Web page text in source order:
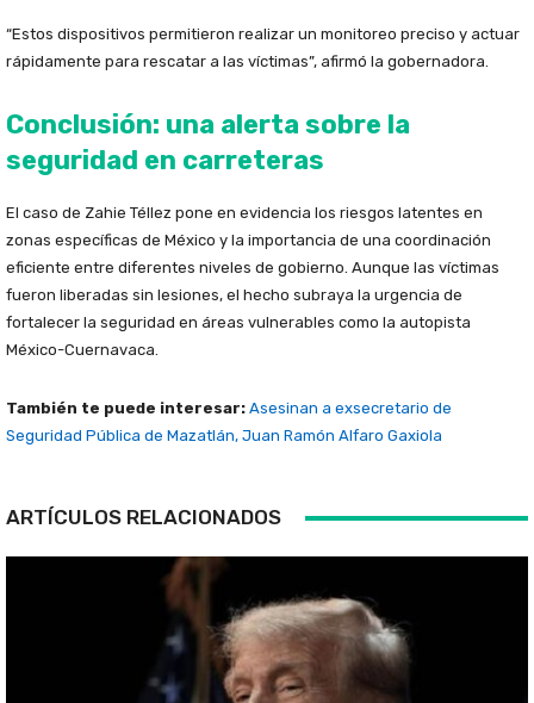
“Estos dispositivos permitieron realizar un monitoreo preciso y actuar
rápidamente para rescatar a las víctimas”, afirmó la gobernadora.
Conclusión: una alerta sobre la
seguridad en carreteras
El caso de Zahie Téllez pone en evidencia los riesgos latentes en
zonas específicas de México y la importancia de una coordinación
eficiente entre diferentes niveles de gobierno. Aunque las víctimas
fueron liberadas sin lesiones, el hecho subraya la urgencia de
fortalecer la seguridad en áreas vulnerables como la autopista
México-Cuernavaca.
También te puede interesar: Asesinan a exsecretario de
Seguridad Pública de Mazatlán, Juan Ramón Alfaro Gaxiola
ARTÍCULOS RELACIONADOS